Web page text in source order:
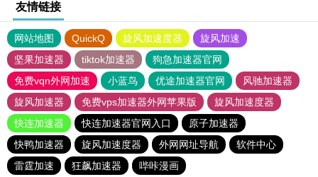
友情链接
网站地图 QuickQ 旋风加速度器
旋风加速
坚果加速器
tiktok加速器
狗急加速器官网
免费vqn外网加速
小蓝鸟 优途加速器官网
风驰加速器
旋风加速器
免费vps加速器外网苹果版
旋风加速度器
快连加速器
快连加速器官网入口
原子加速器
快鸭加速器
旋风加速度器 外网网址导航
软件中心
雷霆加速
狂飙加速器 哔咔漫画